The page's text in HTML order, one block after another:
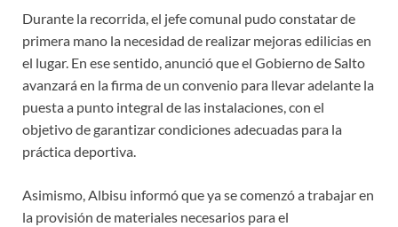
Durante la recorrida, el jefe comunal pudo constatar de
primera mano la necesidad de realizar mejoras edilicias en
el lugar. En ese sentido, anunció que el Gobierno de Salto
avanzará en la firma de un convenio para llevar adelante la
puesta a punto integral de las instalaciones, con el
objetivo de garantizar condiciones adecuadas para la
práctica deportiva.
Asimismo, Albisu informó que ya se comenzó a trabajar en
la provisión de materiales necesarios para el